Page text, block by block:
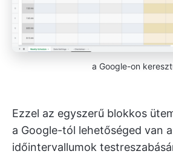
a Google-on
Ezzel az egyszerű blokkos
a Google-tól lehetőséged van
időintervallumok